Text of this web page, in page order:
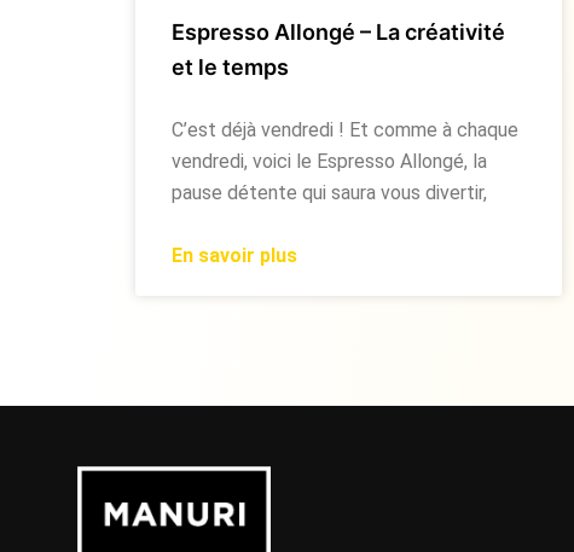
Espresso Allongé – La créativité
et le temps
C’est déjà vendredi ! Et comme à chaque
vendredi, voici le Espresso Allongé, la
pause détente qui saura vous divertir,
En savoir plus